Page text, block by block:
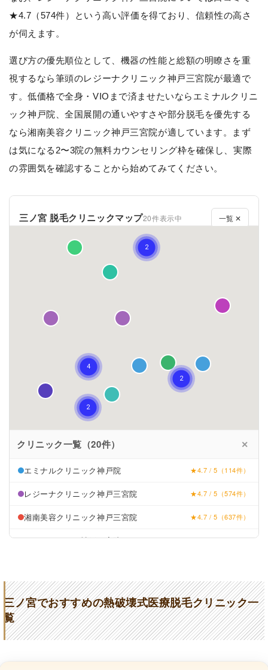
★4.7（574件）という高い評価を得ており、信頼性の高さ
が伺えます。
選び方の優先順位として、機器の性能と総額の明瞭さを重
視するなら筆頭のレジーナクリニック神戸三宮院が最適で
す。低価格で全身・VIOまで済ませたいならエミナルクリニ
ック神戸院、全国展開の通いやすさや部分脱毛を優先する
なら湘南美容クリニック神戸三宮院が適しています。まず
は気になる2〜3院の無料カウンセリング枠を確保し、実際
の雰囲気を確認することから始めてみてください。
三ノ宮 脱毛クリニックマップ20件表示中 一覧 ✕
クリニック一覧（20件） ✕
エミナルクリニック神戸院 ★4.7 / 5（114件）
レジーナクリニック神戸三宮院 ★4.7 / 5（574件）
湘南美容クリニック神戸三宮院 ★4.7 / 5（637件）
リゼクリニック神戸三宮院 ★4.7 / 5（72件）
ブランクリニック神戸三宮院 ★4.9 / 5（419件）
フォーシーズンズ美容皮膚科クリニック神戸
本院・神戸2号院
★4.5 / 5（134件）
三ノ宮でおすすめの熱破壊式医療脱毛クリニック一
覧